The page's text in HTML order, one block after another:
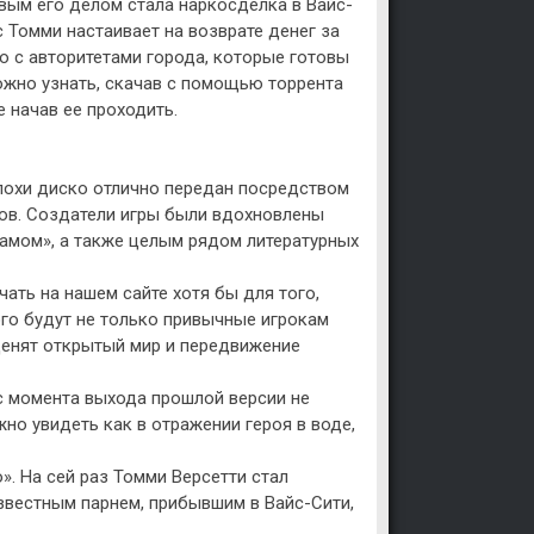
его делом стала наркосделка в Вайс-
настаивает на возврате денег за
с авторитетами города, которые готовы
узнать, скачав с помощью торрента
начав ее проходить.
диско отлично передан посредством
Создатели игры были вдохновлены
а также целым рядом литературных
на нашем сайте хотя бы для того,
будут не только привычные игрокам
открытый мир и передвижение
момента выхода прошлой версии не
увидеть как в отражении героя в воде,
На сей раз Томми Версетти стал
парнем, прибывшим в Вайс-Сити,